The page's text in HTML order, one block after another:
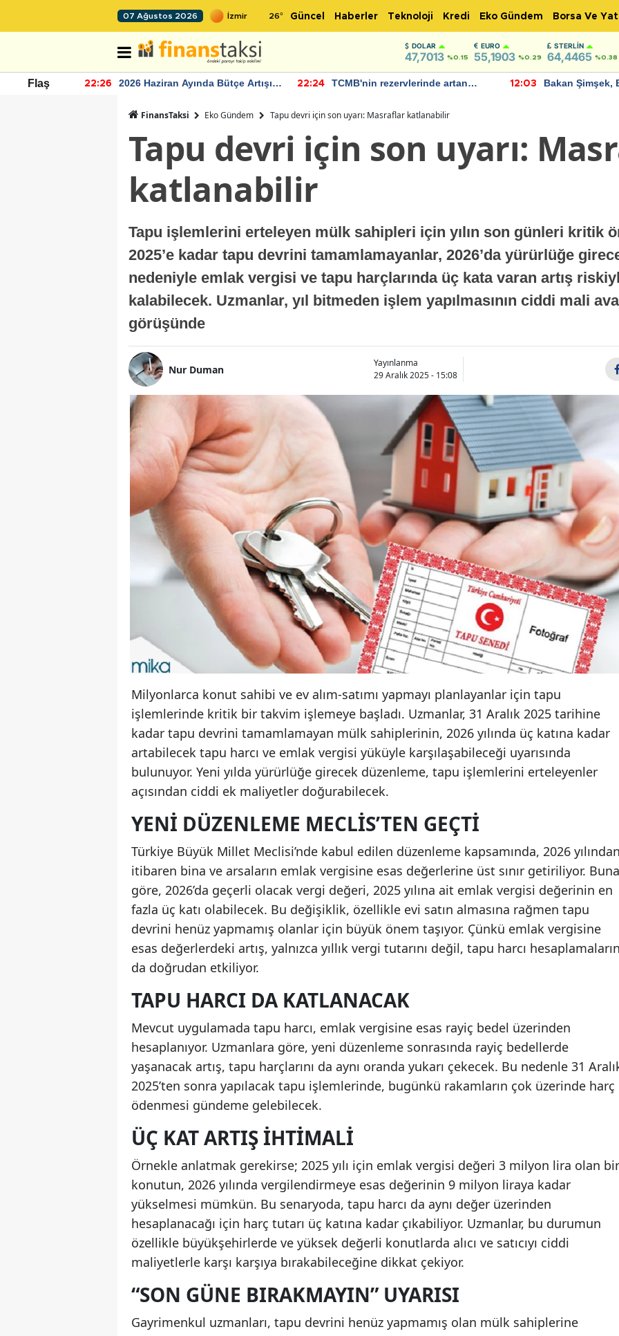
07 Ağustos 2026 26° Güncel Haberler Teknoloji Kredi Eko Gündem Borsa Ve
DOLAR
47,7013 %0.15
EURO
55,1903 %0.29
STERLIN
64,4465 %0.38
Flaş 22:26
2026 Haziran Ayında Bütçe Artışı
22:24
TCMB'nin rezervlerinde artan
12:03
Bakan Şimşek,
FinansTaksi Eko Gündem Tapu devri için son uyarı: Masraflar katlanabilir
Tapu devri için son uyarı:
katlanabilir
Tapu işlemlerini erteleyen mülk sahipleri için yılın son günleri kritik
2025’e kadar tapu devrini tamamlamayanlar, 2026’da yürürlüğe
nedeniyle emlak vergisi ve tapu harçlarında üç kata varan artış
kalabilecek. Uzmanlar, yıl bitmeden işlem yapılmasının ciddi mali
görüşünde
Nur Duman
Yayınlanma
29 Aralık 2025 - 15:08
Milyonlarca konut sahibi ve ev alım-satımı yapmayı planlayanlar için tapu
işlemlerinde kritik bir takvim işlemeye başladı. Uzmanlar, 31 Aralık 2025 tarihine
kadar tapu devrini tamamlamayan mülk sahiplerinin, 2026 yılında üç katına kadar
artabilecek tapu harcı ve emlak vergisi yüküyle karşılaşabileceği uyarısında
bulunuyor. Yeni yılda yürürlüğe girecek düzenleme, tapu işlemlerini erteleyenler
açısından ciddi ek maliyetler doğurabilecek.
YENI DÜZENLEME MECLIS’TEN GEÇTI
Türkiye Büyük Millet Meclisi’nde kabul edilen düzenleme kapsamında, 2026
itibaren bina ve arsaların emlak vergisine esas değerlerine üst sınır getiriliyor. Buna
göre, 2026’da geçerli olacak vergi değeri, 2025 yılına ait emlak vergisi değerinin en
fazla üç katı olabilecek. Bu değişiklik, özellikle evi satın almasına rağmen tapu
devrini henüz yapmamış olanlar için büyük önem taşıyor. Çünkü emlak vergisine
esas değerlerdeki artış, yalnızca yıllık vergi tutarını değil, tapu harcı
da doğrudan etkiliyor.
TAPU HARCI DA KATLANACAK
Mevcut uygulamada tapu harcı, emlak vergisine esas rayiç bedel üzerinden
hesaplanıyor. Uzmanlara göre, yeni düzenleme sonrasında rayiç bedellerde
yaşanacak artış, tapu harçlarını da aynı oranda yukarı çekecek. Bu nedenle 31
2025’ten sonra yapılacak tapu işlemlerinde, bugünkü rakamların çok üzerinde harç
ödenmesi gündeme gelebilecek.
ÜÇ KAT ARTIŞ IHTIMALI
Örnekle anlatmak gerekirse; 2025 yılı için emlak vergisi değeri 3 milyon lira olan bir
konutun, 2026 yılında vergilendirmeye esas değerinin 9 milyon liraya kadar
yükselmesi mümkün. Bu senaryoda, tapu harcı da aynı değer üzerinden
hesaplanacağı için harç tutarı üç katına kadar çıkabiliyor. Uzmanlar, bu durumun
özellikle büyükşehirlerde ve yüksek değerli konutlarda alıcı ve satıcıyı ciddi
maliyetlerle karşı karşıya bırakabileceğine dikkat çekiyor.
“SON GÜNE BIRAKMAYIN” UYARISI
Gayrimenkul uzmanları, tapu devrini henüz yapmamış olan mülk sahiplerine